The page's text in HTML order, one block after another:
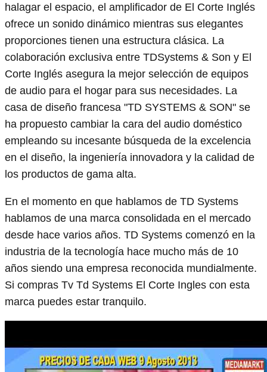
halagar el espacio, el amplificador de El Corte Inglés
ofrece un sonido dinámico mientras sus elegantes
proporciones tienen una estructura clásica. La
colaboración exclusiva entre TDSystems & Son y El
Corte Inglés asegura la mejor selección de equipos
de audio para el hogar para sus necesidades. La
casa de diseño francesa "TD SYSTEMS & SON" se
ha propuesto cambiar la cara del audio doméstico
empleando su incesante búsqueda de la excelencia
en el diseño, la ingeniería innovadora y la calidad de
los productos de gama alta.
En el momento en que hablamos de TD Systems
hablamos de una marca consolidada en el mercado
desde hace varios años. TD Systems comenzó en la
industria de la tecnología hace mucho más de 10
años siendo una empresa reconocida mundialmente.
Si compras Tv Td Systems El Corte Ingles con esta
marca puedes estar tranquilo.